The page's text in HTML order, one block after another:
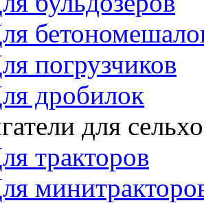
погрузчиков
дробилок
для
тракторов